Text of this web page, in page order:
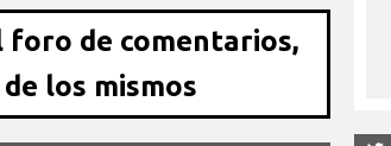
foro de comentarios,
los mismos